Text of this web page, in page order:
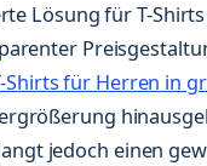
Lösung für T-
Shirts für Herren in
jedoch einen